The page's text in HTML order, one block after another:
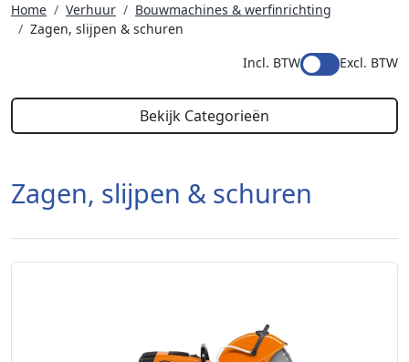
Home Verhuur
Bouwmachines & werfinrichting
Zagen, slijpen & schuren
Incl. BTW
Excl. BTW
Bekijk Categorieën
Zagen, slijpen & schuren